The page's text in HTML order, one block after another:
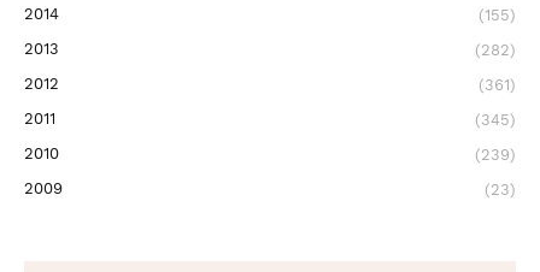
2014
(155)
2013
(282)
2012
(361)
2011
(345)
2010
(239)
2009
(23)